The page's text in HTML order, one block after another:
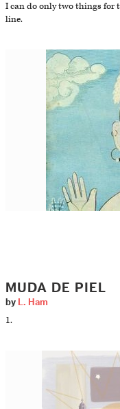
I can do only two things
line.
MUDA DE PIEL
by L. Ham
1.